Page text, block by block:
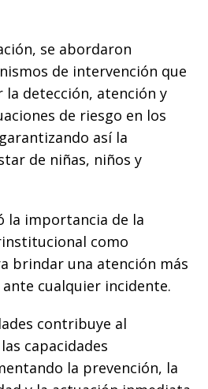
se abordaron
de intervención que
detección, atención y
de riesgo en los
así la
de niñas, niños y
la importancia de la
como
brindar una atención más
cualquier incidente.
contribuye al
capacidades
la prevención, la